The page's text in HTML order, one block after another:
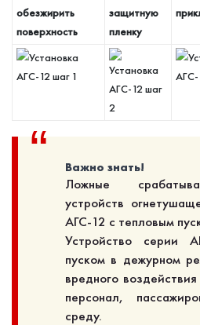
обезжирить
поверхность
защитную
пленку
Важно знать!
Ложные
устройств
АГС-12 с тепловым
Устройство серии
пуском в дежурном
вредного
персонал,
среду.